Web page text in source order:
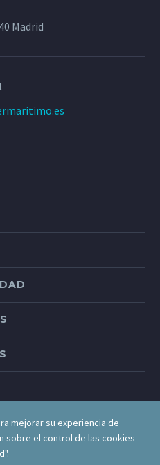
Madrid
mejorar su experiencia de
sobre el control de las cookies